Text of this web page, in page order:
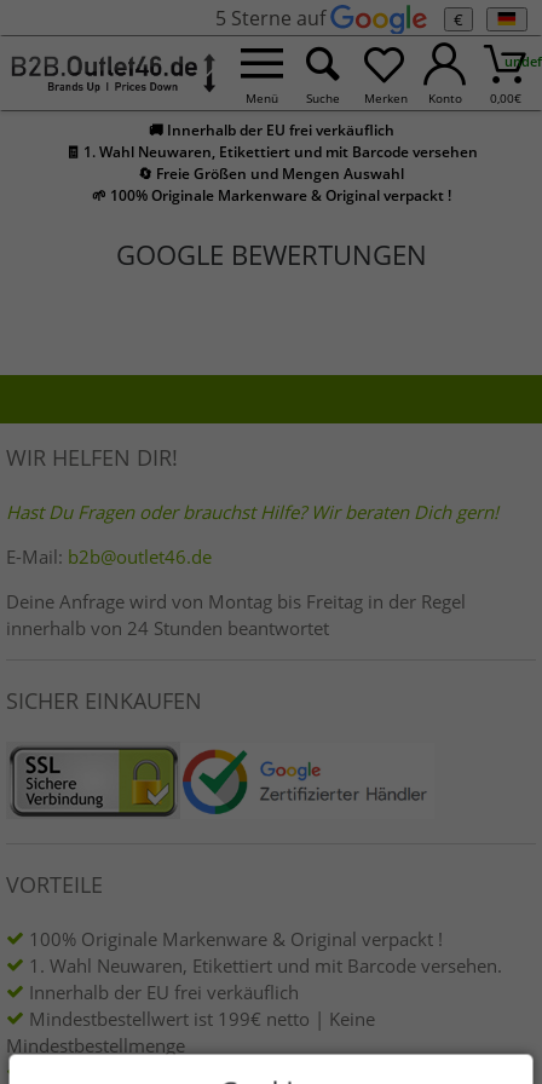
5 Sterne auf €
Menü Suche Merken Konto 0,00€
🚚 Innerhalb der EU frei verkäuflich
🧾 1. Wahl Neuwaren, Etikettiert und mit Barcode versehen
🔄 Freie Größen und Mengen Auswahl
🌱 100% Originale Markenware & Original verpackt !
GOOGLE BEWERTUNGEN
WIR HELFEN DIR!
Hast Du Fragen oder brauchst Hilfe? Wir beraten Dich gern!
E-Mail: b2b@outlet46.de
Deine Anfrage wird von Montag bis Freitag in der Regel
innerhalb von 24 Stunden beantwortet
SICHER EINKAUFEN
VORTEILE
100% Originale Markenware & Original verpackt !
1. Wahl Neuwaren, Etikettiert und mit Barcode versehen.
Innerhalb der EU frei verkäuflich
Mindestbestellwert ist 199€ netto | Keine
Mindestbestellmenge